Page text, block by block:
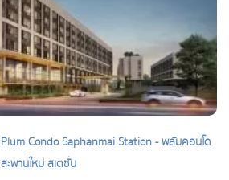
Plum Condo Saphanmai Station - พลัมคอนโด
สะพานใหม่ สเตชั่น